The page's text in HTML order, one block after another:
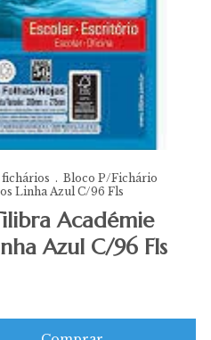
fichários . Bloco P/Fichário
Linha Azul C/96 Fls
Académie
Azul C/96 Fls